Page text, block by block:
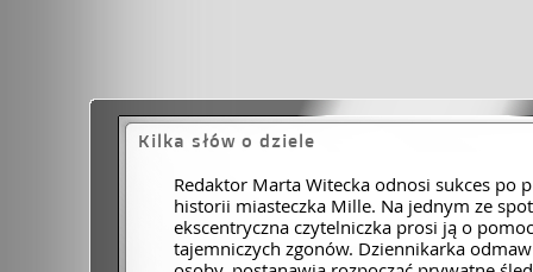
Kilka słów o dziele
Redaktor Marta Witecka odnosi sukces po
historii miasteczka Mille. Na jednym ze
ekscentryczna czytelniczka prosi ją o
tajemniczych zgonów. Dziennikarka